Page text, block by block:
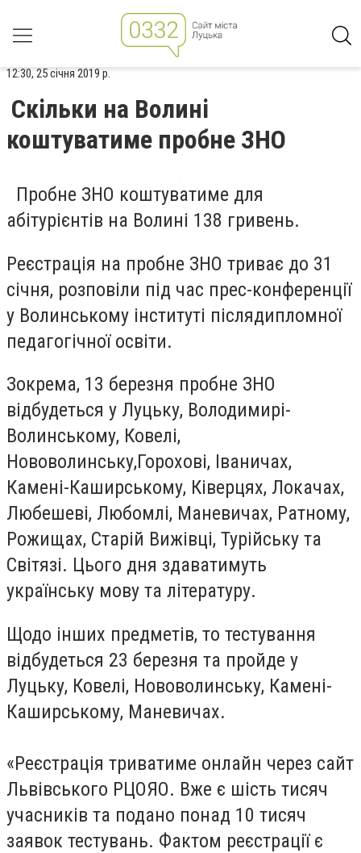
12:30, 25 січня 2019 р.
Скільки на Волині
коштуватиме пробне ЗНО
Пробне ЗНО коштуватиме для
абітурієнтів на Волині 138 гривень.
Реєстрація на пробне ЗНО триває до 31
січня, розповіли під час прес-конференції
у Волинському інституті післядипломної
педагогічної освіти.
Зокрема, 13 березня пробне ЗНО
відбудеться у Луцьку, Володимирі-
Волинському, Ковелі,
Нововолинську,Горохові, Іваничах,
Камені-Каширському, Ківерцях, Локачах,
Любешеві, Любомлі, Маневичах, Ратному,
Рожищах, Старій Вижівці, Турійську та
Світязі. Цього дня здаватимуть
українську мову та літературу.
Щодо інших предметів, то тестування
відбудеться 23 березня та пройде у
Луцьку, Ковелі, Нововолинську, Камені-
Каширському, Маневичах.
«Реєстрація триватиме онлайн через сайт
Львівського РЦОЯО. Вже є шість тисяч
учасників та подано понад 10 тисяч
заявок тестувань. Фактом реєстрації є